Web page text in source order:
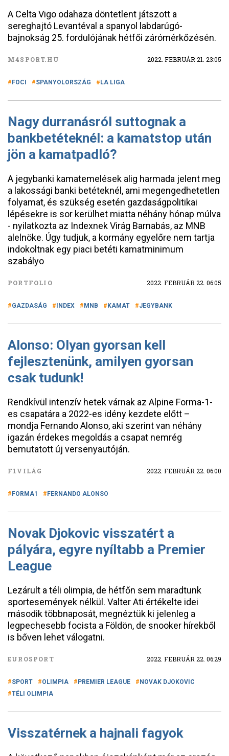
A Celta Vigo odahaza döntetlent játszott a
sereghajtó Levantéval a spanyol labdarúgó-
bajnokság 25. fordulójának hétfői zárómérkőzésén.
M4SPORT.HU 2022. FEBRUÁR 21. 23:05
FOCI SPANYOLORSZÁG LA LIGA
Nagy durranásról suttognak a
bankbetéteknél: a kamatstop után
jön a kamatpadló?
A jegybanki kamatemelések alig harmada jelent meg
a lakossági banki betéteknél, ami megengedhetetlen
folyamat, és szükség esetén gazdaságpolitikai
lépésekre is sor kerülhet miatta néhány hónap múlva
- nyilatkozta az Indexnek Virág Barnabás, az MNB
alelnöke. Úgy tudjuk, a kormány egyelőre nem tartja
indokoltnak egy piaci betéti kamatminimum
szabályo
PORTFOLIO 2022. FEBRUÁR 22. 06:05
GAZDASÁG INDEX MNB KAMAT JEGYBANK
Alonso: Olyan gyorsan kell
fejlesztenünk, amilyen gyorsan
csak tudunk!
Rendkívül intenzív hetek várnak az Alpine Forma-1-
es csapatára a 2022-es idény kezdete előtt –
mondja Fernando Alonso, aki szerint van néhány
igazán érdekes megoldás a csapat nemrég
bemutatott új versenyautóján.
F1VILÁG 2022. FEBRUÁR 22. 06:00
FORMA1 FERNANDO ALONSO
Novak Djokovic visszatért a
pályára, egyre nyíltabb a Premier
League
Lezárult a téli olimpia, de hétfőn sem maradtunk
sportesemények nélkül. Valter Ati értékelte idei
második többnaposát, megnéztük ki jelenleg a
legpechesebb focista a Földön, de snooker hírekből
is bőven lehet válogatni.
EUROSPORT 2022. FEBRUÁR 22. 06:29
SPORT OLIMPIA PREMIER LEAGUE
NOVAK DJOKOVIC
TÉLI OLIMPIA
Visszatérnek a hajnali fagyok